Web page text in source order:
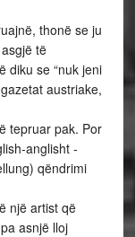
thonë se ju
të
diku se “nuk jeni
austriake,
tepruar pak. Por
anglisht -
qëndrimi
një artist që
asnjë lloj